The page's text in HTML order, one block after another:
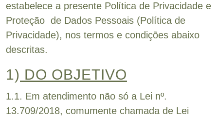
estabelece a presente Política de Privacidade e
Proteção de Dados Pessoais (Política de
Privacidade), nos termos e condições abaixo
descritas.
1) DO OBJETIVO
1.1. Em atendimento não só a Lei nº.
13.709/2018, comumente chamada de Lei